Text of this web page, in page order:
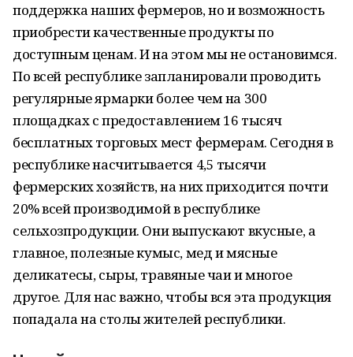
поддержка наших фермеров, но и возможность
приобрести качественные продукты по
доступным ценам. И на этом мы не остановимся.
По всей республике запланировали проводить
регулярные ярмарки более чем на 300
площадках с предоставлением 16 тысяч
бесплатных торговых мест фермерам. Сегодня в
республике насчитывается 4,5 тысячи
фермерских хозяйств, на них приходится почти
20% всей производимой в республике
сельхозпродукции. Они выпускают вкусные, а
главное, полезные кумыс, мед и мясные
деликатесы, сыры, травяные чаи и многое
другое. Для нас важно, чтобы вся эта продукция
попадала на столы жителей республики.